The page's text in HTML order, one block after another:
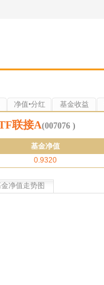
净值•分红 基金收益
联接A(007076 )
基金净值
0.9320
金净值走势图